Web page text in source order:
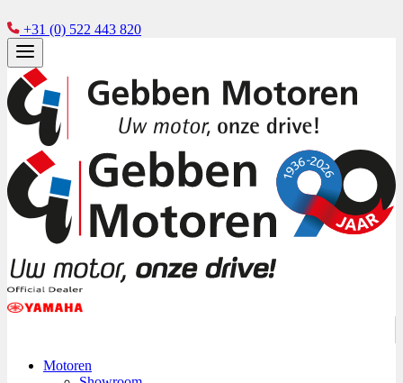
+31 (0) 522 443 820
Motoren